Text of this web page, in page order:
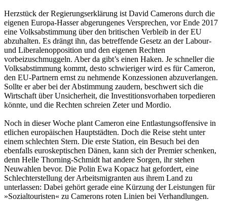
Herzstück der Regierungserklärung ist David Camerons durch die
eigenen Europa-Hasser abgerungenes Versprechen, vor Ende 2017
eine Volksabstimmung über den britischen Verbleib in der EU
abzuhalten. Es drängt ihn, das betreffende Gesetz an der Labour-
und Liberalenopposition und den eigenen Rechten
vorbeizuschmuggeln. Aber da gibt’s einen Haken. Je schneller die
Volksabstimmung kommt, desto schwieriger wird es für Cameron,
den EU-Partnern ernst zu nehmende Konzessionen abzuverlangen.
Sollte er aber bei der Abstimmung zaudern, beschwert sich die
Wirtschaft über Unsicherheit, die Investitionsvorhaben torpedieren
könnte, und die Rechten schreien Zeter und Mordio.
Noch in dieser Woche plant Cameron eine Entlastungsoffensive in
etlichen europäischen Hauptstädten. Doch die Reise steht unter
einem schlechten Stern. Die erste Station, ein Besuch bei den
ebenfalls euroskeptischen Dänen, kann sich der Premier schenken,
denn Helle Thorning-Schmidt hat andere Sorgen, ihr stehen
Neuwahlen bevor. Die Polin Ewa Kopacz hat gefordert, eine
Schlechterstellung der Arbeitsmigranten aus ihrem Land zu
unterlassen: Dabei gehört gerade eine Kürzung der Leistungen für
»Sozialtouristen« zu Camerons roten Linien bei Verhandlungen.